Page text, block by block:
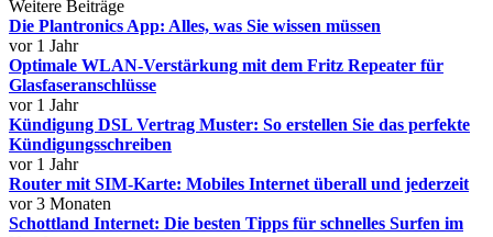
Weitere Beiträge
Die Plantronics App: Alles, was Sie wissen müssen
vor 1 Jahr
Optimale WLAN-Verstärkung mit dem Fritz Repeater für
Glasfaseranschlüsse
vor 1 Jahr
Kündigung DSL Vertrag Muster: So erstellen Sie das perfekte
Kündigungsschreiben
vor 1 Jahr
Router mit SIM-Karte: Mobiles Internet überall und jederzeit
vor 3 Monaten
Schottland Internet: Die besten Tipps für schnelles Surfen im